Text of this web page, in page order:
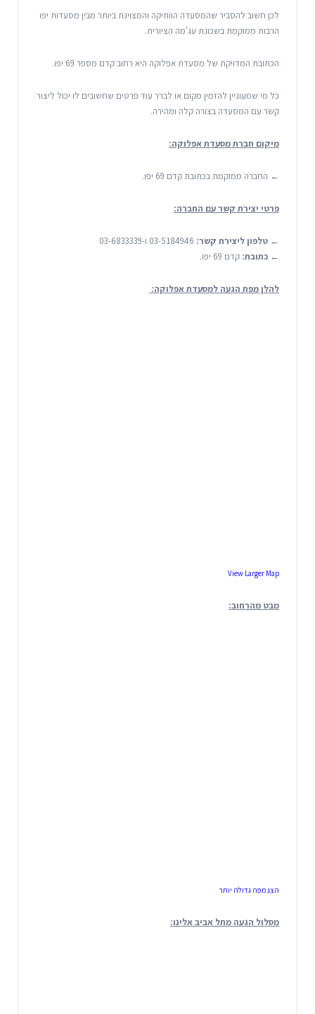
לכן חשוב להסביר שהמסעדה הוותיקה והמצוינת ביותר מבין מסעדות יפו
הרבות ממוקמת בשכונת עג'מה הציורית.
הכתובת המדויקת של מסעדת אפלוקה היא רחוב קדם מספר 69 יפו.
כל מי שמעוניין להזמין מקום או לברר עוד פרטים שחשובים לו יכול ליצור
קשר עם המסעדה בצורה קלה ומהירה.
מיקום חברת מסעדת אפלוקה:
← החברה ממוקמת בכתובת קדם 69 יפו.
פרטי יצירת קשר עם החברה:
← טלפון ליצירת קשר:
← כתובת: קדם 69 יפו.
להלן מפת הגעה למסעדת אפלוקה:
View Larger Map
מבט מהרחוב:
הצג מפה גדולה יותר
מסלול הגעה מתל אביב אלינו: